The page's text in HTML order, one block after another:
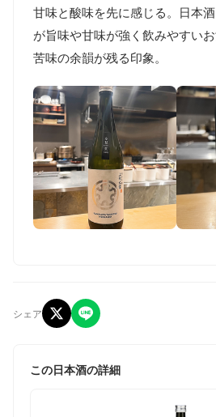
甘味と酸味を先に感じる。日本
が旨味や甘味が強く飲みやすいお
シェア
この日本酒の詳細